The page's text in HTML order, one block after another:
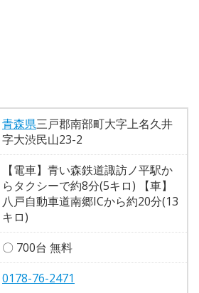
青森県三戸郡南部町大字上名久井
字大渋民山23-2
【電車】青い森鉄道諏訪ノ平駅か
らタクシーで約8分(5キロ) 【車】
八戸自動車道南郷ICから約20分(13
キロ)
〇 700台 無料
0178-76-2471